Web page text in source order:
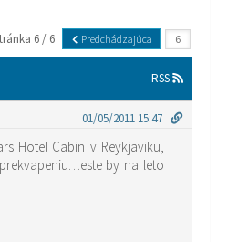
6 / 6 Predchádzajúca
RSS
01/05/2011 15:47
Hotel Cabin v Reykjaviku,
by na leto